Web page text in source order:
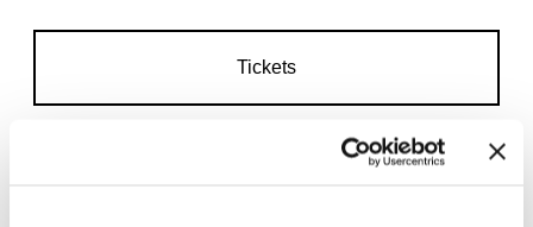
Tickets